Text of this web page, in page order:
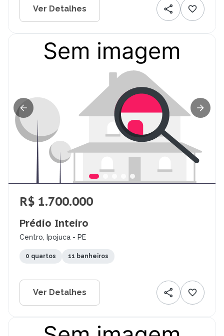
Ver Detalhes
R$ 1.700.000
Prédio Inteiro
Centro, Ipojuca - PE
0 quartos 11 banheiros
Ver Detalhes